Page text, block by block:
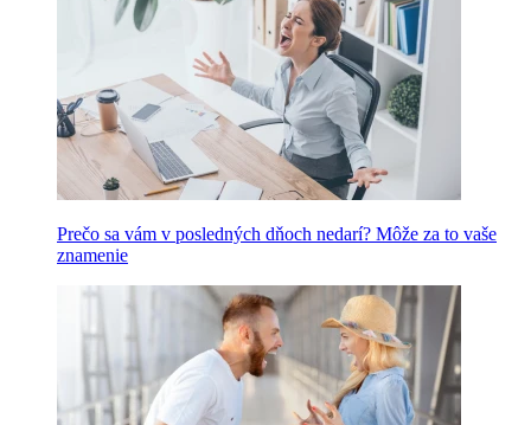
Prečo sa vám v posledných dňoch nedarí? Môže za to vaše
znamenie